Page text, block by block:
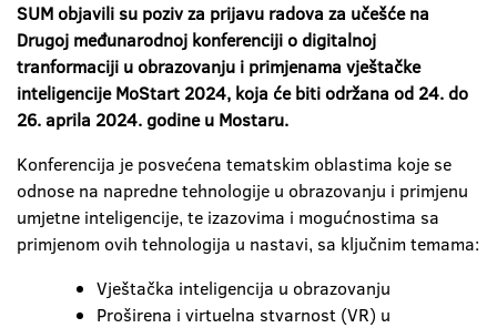
SUM objavili su poziv za prijavu radova za učešće na
Drugoj međunarodnoj konferenciji o digitalnoj
tranformaciji u obrazovanju i primjenama vještačke
inteligencije MoStart 2024, koja će biti održana od 24. do
26. aprila 2024. godine u Mostaru.
Konferencija je posvećena tematskim oblastima koje se
odnose na napredne tehnologije u obrazovanju i primjenu
umjetne inteligencije, te izazovima i mogućnostima sa
primjenom ovih tehnologija u nastavi, sa ključnim temama:
Vještačka inteligencija u obrazovanju
Proširena i virtuelna stvarnost (VR) u